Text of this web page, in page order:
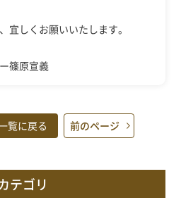
宜しくお願いいたします。
篠原宣義
覧に戻る 前のページ
テゴリ